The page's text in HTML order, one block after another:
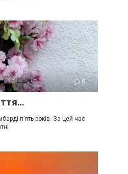
0
п’ять років. За цей час